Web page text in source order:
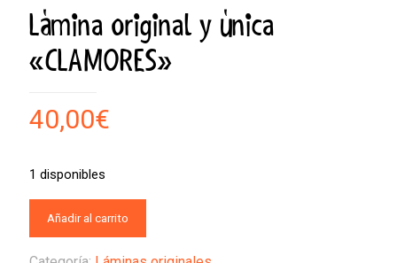
Lámina original y única
«CLAMORES»
40,00€
1 disponibles
Añadir al carrito